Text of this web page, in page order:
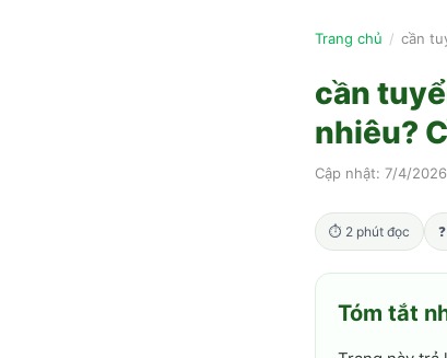
Trang chủ / cần
cần
nhiêu?
Cập nhật: 7/4/2026
⏱ 2 phút đọc ❓
Tóm tắt